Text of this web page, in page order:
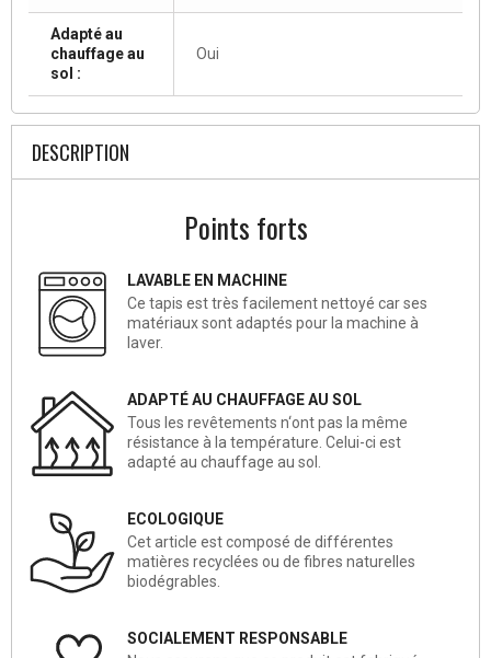
Adapté au
chauffage au
sol :
Oui
DESCRIPTION
Points forts
LAVABLE EN MACHINE
Ce tapis est très facilement nettoyé car ses
matériaux sont adaptés pour la machine à
laver.
ADAPTÉ AU CHAUFFAGE AU SOL
Tous les revêtements n‘ont pas la même
résistance à la température. Celui-ci est
adapté au chauffage au sol.
ECOLOGIQUE
Cet article est composé de différentes
matières recyclées ou de fibres naturelles
biodégrables.
SOCIALEMENT RESPONSABLE